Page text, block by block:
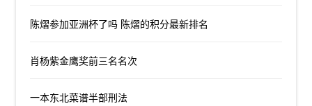
陈熠参加亚洲杯了吗 陈熠的积分最新排名
肖杨紫金鹰奖前三名名次
一本东北菜谱半部刑法